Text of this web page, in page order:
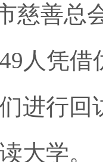
慈善总
人凭
进行
大学。